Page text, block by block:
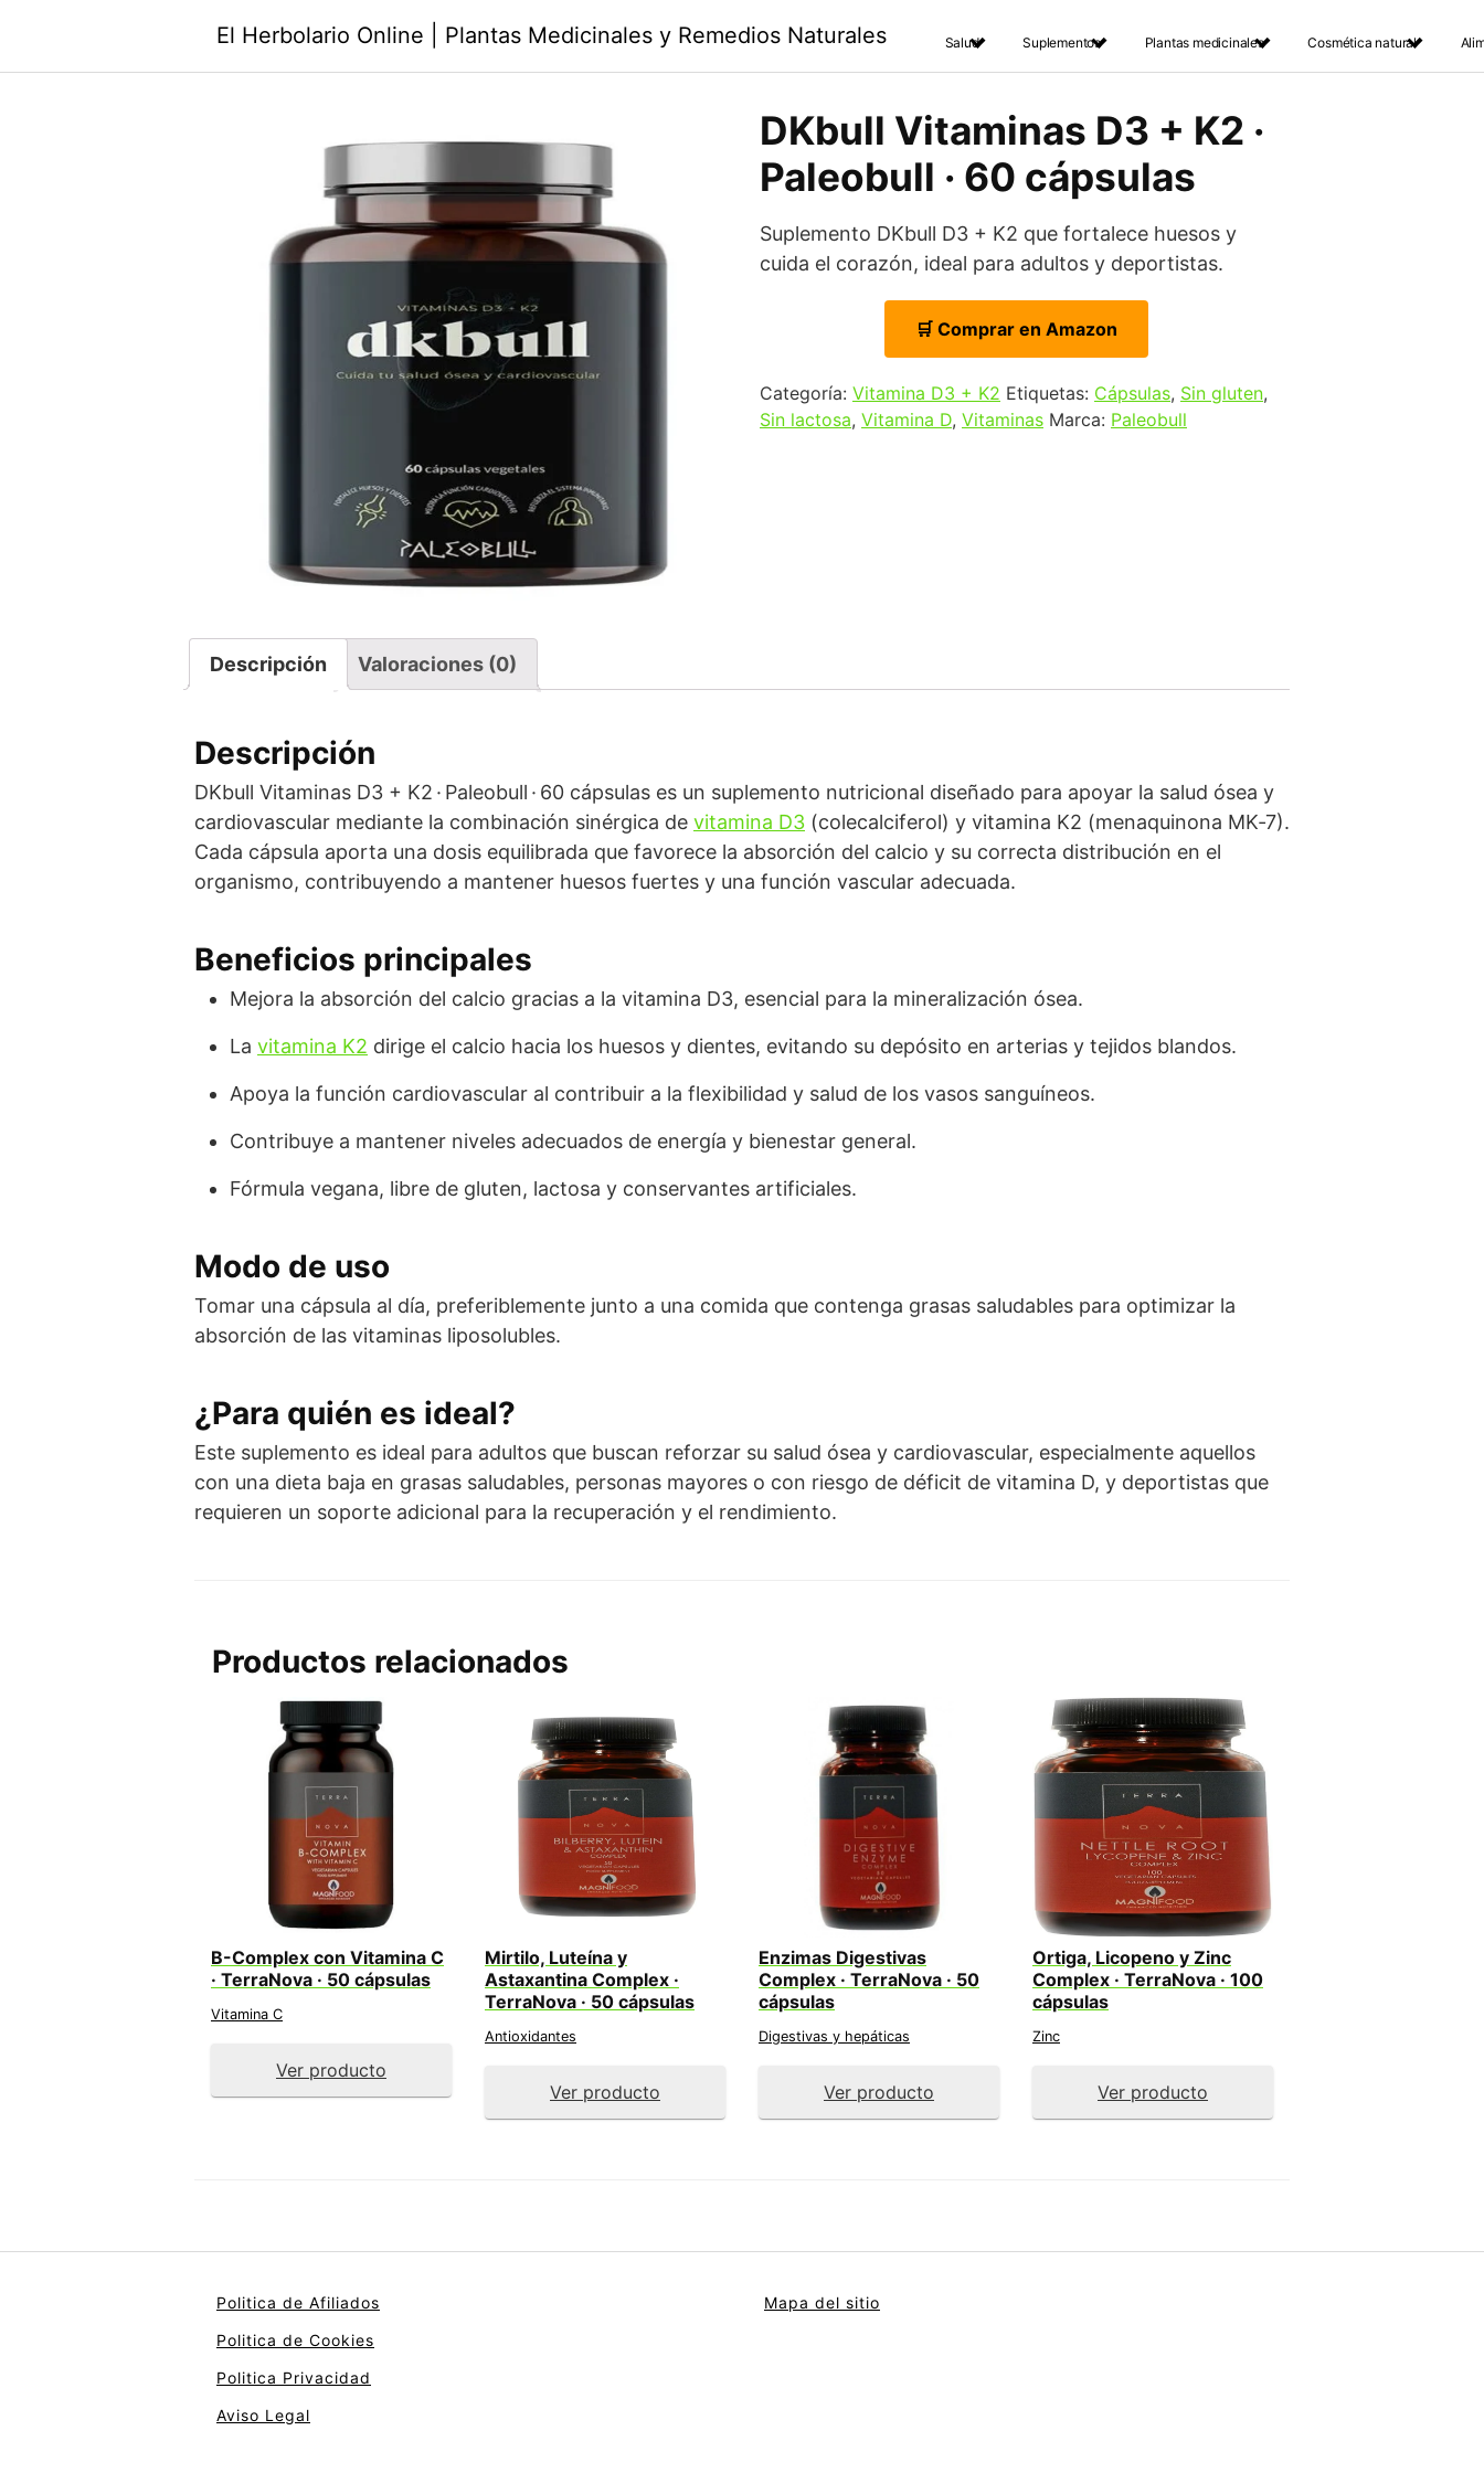
El Herbolario Online | Plantas Medicinales y Remedios Naturales Salud Suplementos Plantas medicinales Cosmética natural
DKbull Vitaminas D3 + K2 ·
Paleobull · 60 cápsulas
Suplemento DKbull D3 + K2 que fortalece huesos y
cuida el corazón, ideal para adultos y deportistas.
🛒 Comprar en Amazon
Categoría: Vitamina D3 + K2 Etiquetas: Cápsulas, Sin gluten,
Sin lactosa, Vitamina D, Vitaminas Marca: Paleobull
Descripción Valoraciones (0)
Descripción
DKbull Vitaminas D3 + K2 · Paleobull · 60 cápsulas es un suplemento nutricional diseñado para apoyar la salud ósea y
cardiovascular mediante la combinación sinérgica de vitamina D3 (colecalciferol) y vitamina K2 (menaquinona MK‑7).
Cada cápsula aporta una dosis equilibrada que favorece la absorción del calcio y su correcta distribución en el
organismo, contribuyendo a mantener huesos fuertes y una función vascular adecuada.
Beneficios principales
Mejora la absorción del calcio gracias a la vitamina D3, esencial para la mineralización ósea.
La vitamina K2 dirige el calcio hacia los huesos y dientes, evitando su depósito en arterias y tejidos blandos.
Apoya la función cardiovascular al contribuir a la flexibilidad y salud de los vasos sanguíneos.
Contribuye a mantener niveles adecuados de energía y bienestar general.
Fórmula vegana, libre de gluten, lactosa y conservantes artificiales.
Modo de uso
Tomar una cápsula al día, preferiblemente junto a una comida que contenga grasas saludables para optimizar la
absorción de las vitaminas liposolubles.
¿Para quién es ideal?
Este suplemento es ideal para adultos que buscan reforzar su salud ósea y cardiovascular, especialmente aquellos
con una dieta baja en grasas saludables, personas mayores o con riesgo de déficit de vitamina D, y deportistas que
requieren un soporte adicional para la recuperación y el rendimiento.
Productos relacionados
B-Complex con Vitamina C
· TerraNova · 50 cápsulas
Vitamina C
Ver producto
Mirtilo, Luteína y
Astaxantina Complex ·
TerraNova · 50 cápsulas
Antioxidantes
Ver producto
Enzimas Digestivas
Complex · TerraNova · 50
cápsulas
Digestivas y hepáticas
Ver producto
Ortiga, Licopeno y Zinc
Complex · TerraNova · 100
cápsulas
Zinc
Ver producto
Politica de Afiliados
Politica de Cookies
Politica Privacidad
Aviso Legal
Mapa del sitio